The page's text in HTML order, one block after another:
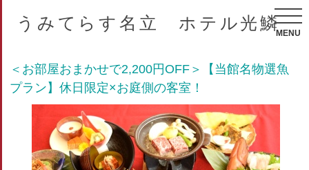
うみてらす名立 ホテル光鱗
MENU
＜お部屋おまかせで2,200円OFF＞【当館名物選魚
プラン】休日限定×お庭側の客室！